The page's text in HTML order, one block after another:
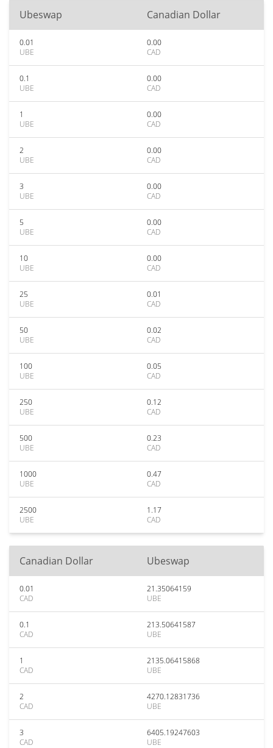
Ubeswap Canadian Dollar
0.01
UBE
0.00
CAD
0.1
UBE
0.00
CAD
1
UBE
0.00
CAD
2
UBE
0.00
CAD
3
UBE
0.00
CAD
5
UBE
0.00
CAD
10
UBE
0.00
CAD
25
UBE
0.01
CAD
50
UBE
0.02
CAD
100
UBE
0.05
CAD
250
UBE
0.12
CAD
500
UBE
0.23
CAD
1000
UBE
0.47
CAD
2500
UBE
1.17
CAD
Canadian Dollar Ubeswap
0.01
CAD
21.35064159
UBE
0.1
CAD
213.50641587
UBE
1
CAD
2135.06415868
UBE
2
CAD
4270.12831736
UBE
3
CAD
6405.19247603
UBE